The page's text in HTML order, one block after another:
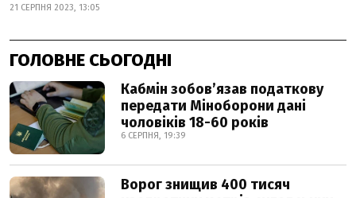
21 СЕРПНЯ 2023, 13:05
ГОЛОВНЕ СЬОГОДНІ
Кабмін зобовʼязав податкову
передати Міноборони дані
чоловіків 18-60 років
6 СЕРПНЯ, 19:39
Ворог знищив 400 тисяч